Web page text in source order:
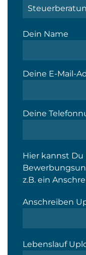
Dein Name
Deine E-Mail-
Deine
Hier kannst Du
z.B. ein
Anschreiben
Lebenslauf